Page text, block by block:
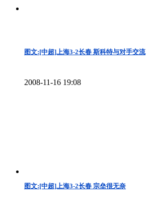
图文:[中超]上海3-2长春 斯科特与对手交流
2008-11-16 19:08
图文:[中超]上海3-2长春 宗垒很无奈